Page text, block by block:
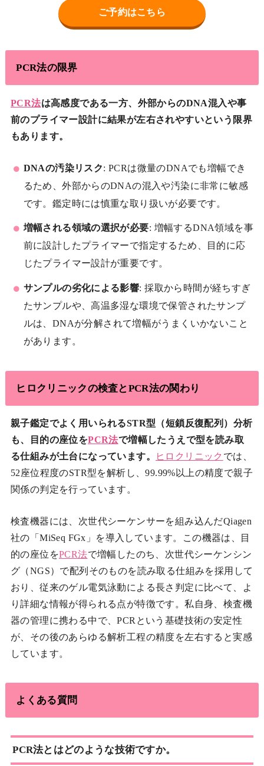
ご予約はこちら
PCR法の限界
PCR法は高感度である一方、外部からのDNA混入や事
前のプライマー設計に結果が左右されやすいという限界
もあります。
DNAの汚染リスク: PCRは微量のDNAでも増幅でき
るため、外部からのDNAの混入や汚染に非常に敏感
です。鑑定時には慎重な取り扱いが必要です。
増幅される領域の選択が必要: 増幅するDNA領域を事
前に設計したプライマーで指定するため、目的に応
じたプライマー設計が重要です。
サンプルの劣化による影響: 採取から時間が経ちすぎ
たサンプルや、高温多湿な環境で保管されたサンプ
ルは、DNAが分解されて増幅がうまくいかないこと
があります。
ヒロクリニックの検査とPCR法の関わり
親子鑑定でよく用いられるSTR型（短鎖反復配列）分析
も、目的の座位をPCR法で増幅したうえで型を読み取
る仕組みが土台になっています。
ヒロクリニック では、
52座位程度のSTR型を解析し、99.99%以上の精度で親子
関係の判定を行っています。
検査機器には、次世代シーケンサーを組み込んだQiagen
社の「MiSeq FGx」を導入しています。この機器は、目
的の座位をPCR法で増幅したのち、次世代シーケンシン
グ（NGS）で配列そのものを読み取る仕組みを採用して
おり、従来のゲル電気泳動による長さ判定に比べて、よ
り詳細な情報が得られる点が特徴です。私自身、検査機
器の管理に携わる中で、PCRという基礎技術の安定性
が、その後のあらゆる解析工程の精度を左右すると実感
しています。
よくある質問
PCR法とはどのような技術ですか。